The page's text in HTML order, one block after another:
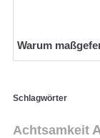
Warum
Schlagwörter
Achtsamkeit